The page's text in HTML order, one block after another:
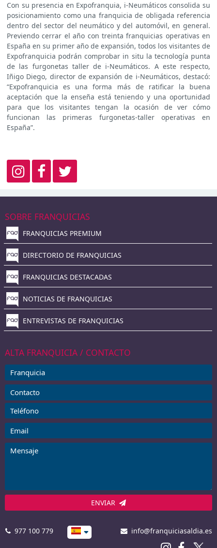
Con su presencia en Expofranquia, i-Neumáticos consolida su
posicionamiento como una franquicia de obligada referencia
dentro del sector del neumático y del automóvil, en general.
Previendo cerrar el año con treinta franquicias operativas en
España en su primer año de expansión, todos los visitantes de
Expofranquicia podrán comprobar in situ la tecnología punta
de las furgonetas taller de i-Neumáticos. A este respecto,
Iñigo Diego, director de expansión de i-Neumáticos, destacó:
“Expofranquicia es una forma más de ratificar la buena
aceptación que la enseña está teniendo y una oportunidad
para que los visitantes tengan la ocasión de ver cómo
funcionan las primeras furgonetas-taller operativas en
España”.
SOBRE FRANQUICIAS
FRANQUICIAS PREMIUM
DIRECTORIO DE FRANQUICIAS
FRANQUICIAS DESTACADAS
NOTICIAS DE FRANQUICIAS
ENTREVISTAS DE FRANQUICIAS
ALTA FRANQUICIA / CONTACTO
ENVIAR
977 100 779 info@franquiciasaldia.es